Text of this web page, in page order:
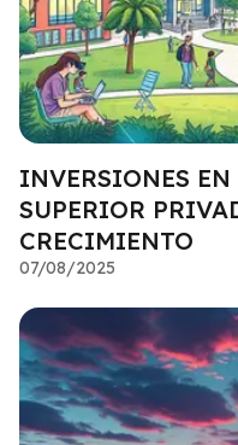
INVERSIONES
SUPERIOR
CRECIMIENTO
07/08/2025